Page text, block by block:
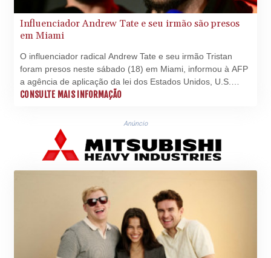
XAU 0.00027
XCD 3.119719
XDR 0.814848
XOF 655.194314
XPF 119.331742
ZMW 22.003863
ZWL 371.703852
Influenciador Andrew Tate e seu irmão são presos
em Miami
O influenciador radical Andrew Tate e seu irmão Tristan
foram presos neste sábado (18) em Miami, informou à AFP
a agência de aplicação da lei dos Estados Unidos, U.S.
Marshals Service.
CONSULTE MAIS INFORMAÇÃO
Anúncio